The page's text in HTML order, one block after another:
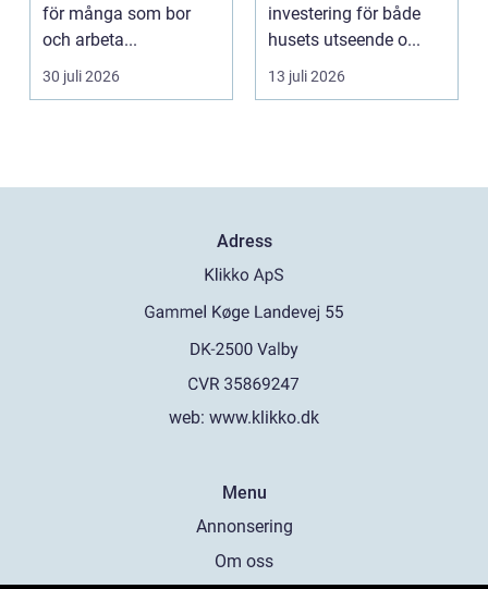
för många som bor
och arbeta...
30 juli 2026
investering för både
husets utseende o...
13 juli 2026
Adress
web: www.klikko.dk
Menu
Annonsering
Om oss